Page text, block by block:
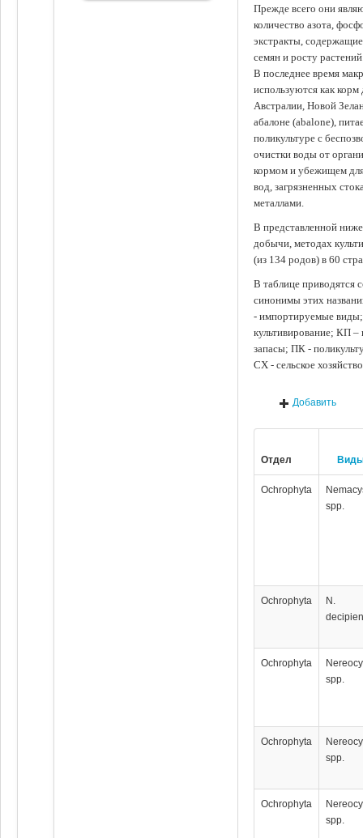
Прежде всего они
количество азота,
экстракты,
семян и росту
В последнее время
используются как
Австралии, Новой
абалоне (abalone),
поликультуре с
очистки воды от
кормом и убежищем
вод, загрязненных
металлами.
В представленной
добычи, методах
(из 134 родов) в 60
В таблице приводятся
синонимы этих
- импортируемые
культивирование; КП
запасы; ПК -
СХ - сельское
Добавить
Отдел
Ochrophyta
spp.
Ochrophyta
N.
Ochrophyta
spp.
Ochrophyta
spp.
Ochrophyta
spp.